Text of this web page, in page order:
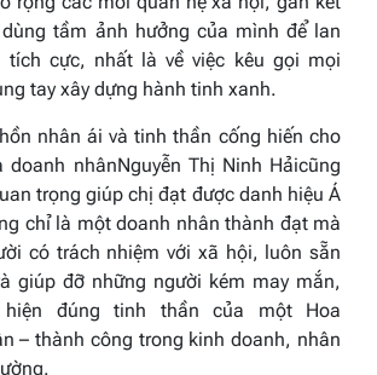
tầm ảnh hưởng của mình để lan
tích cực, nhất là về việc kêu gọi mọi
tay xây dựng hành tinh xanh.
nhân ái và tinh thần cống hiến cho
doanh nhânNguyễn Thị Ninh Hảicũng
trọng giúp chị đạt được danh hiệu Á
chỉ là một doanh nhân thành đạt mà
có trách nhiệm với xã hội, luôn sẵn
giúp đỡ những người kém may mắn,
đúng tinh thần của một Hoa
– thành công trong kinh doanh, nhân